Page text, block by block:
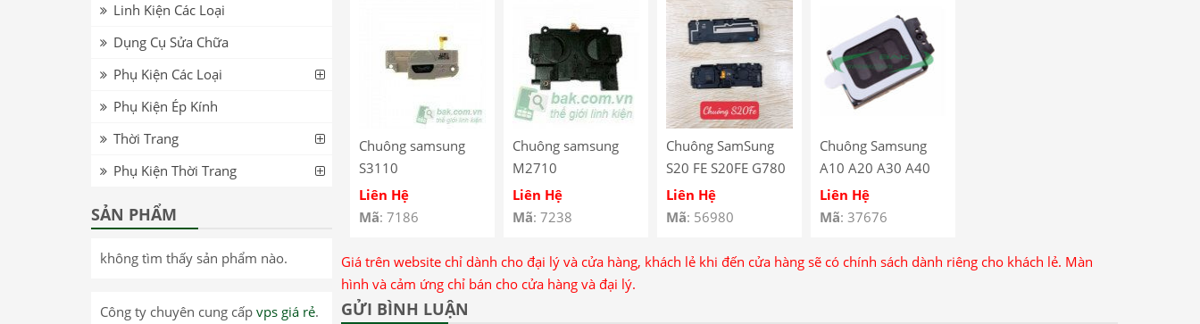
Chuông samsung
S3110
Liên Hệ
Mã: 7186
Chuông samsung
M2710
Liên Hệ
Mã: 7238
Chuông SamSung
S20 FE S20FE G780
G781 – Loa Ngoài
SamSung S20 FE
Liên Hệ
Mã: 56980
Chuông Samsung
A10 A20 A30 A40
A50 M20 M30 M40
Liên Hệ
Mã: 37676
Giá trên website chỉ dành cho đại lý và cửa hàng, khách lẻ khi đến cửa hàng sẽ có chính sách dành riêng cho khách lẻ. Màn
hình và cảm ứng chỉ bán cho cửa hàng và đại lý.
GỬI BÌNH LUẬN
Linh Kiện Các Loại
Dụng Cụ Sửa Chữa
Phụ Kiện Các Loại
Phụ Kiện Ép Kính
Thời Trang
Phụ Kiện Thời Trang
SẢN PHẨM
không tìm thấy sản phẩm nào.
Công ty chuyên cung cấp vps giá rẻ.